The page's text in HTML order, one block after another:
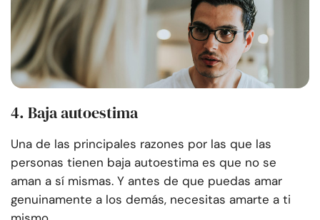
4. Baja autoestima
Una de las principales razones por las que las
personas tienen baja autoestima es que no se
aman a sí mismas. Y antes de que puedas amar
genuinamente a los demás, necesitas amarte a ti